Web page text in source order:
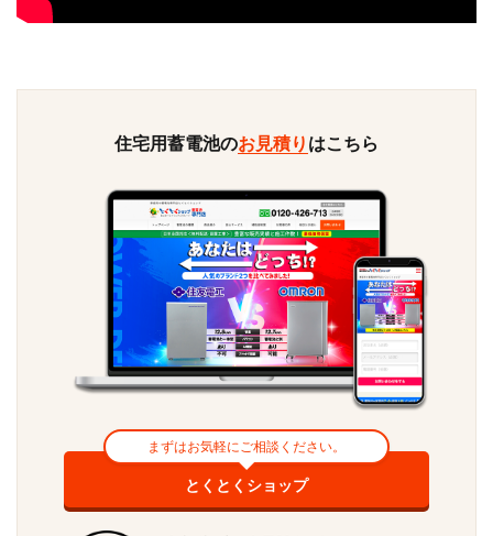
住宅用蓄電池のお見積り はこちら
とくとくショップ
まずはお気軽にご相談ください。